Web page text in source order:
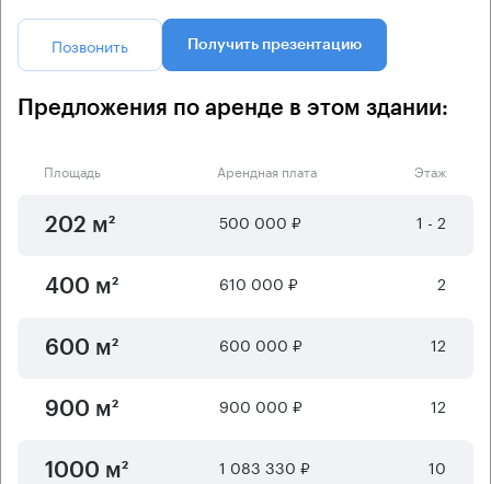
Позвонить Получить презентацию
Предложения по аренде в этом здании:
Площадь Арендная плата Этаж
202 м² 500 000 ₽ 1 - 2
400 м² 610 000 ₽ 2
600 м² 600 000 ₽ 12
900 м² 900 000 ₽ 12
1000 м² 1 083 330 ₽ 10